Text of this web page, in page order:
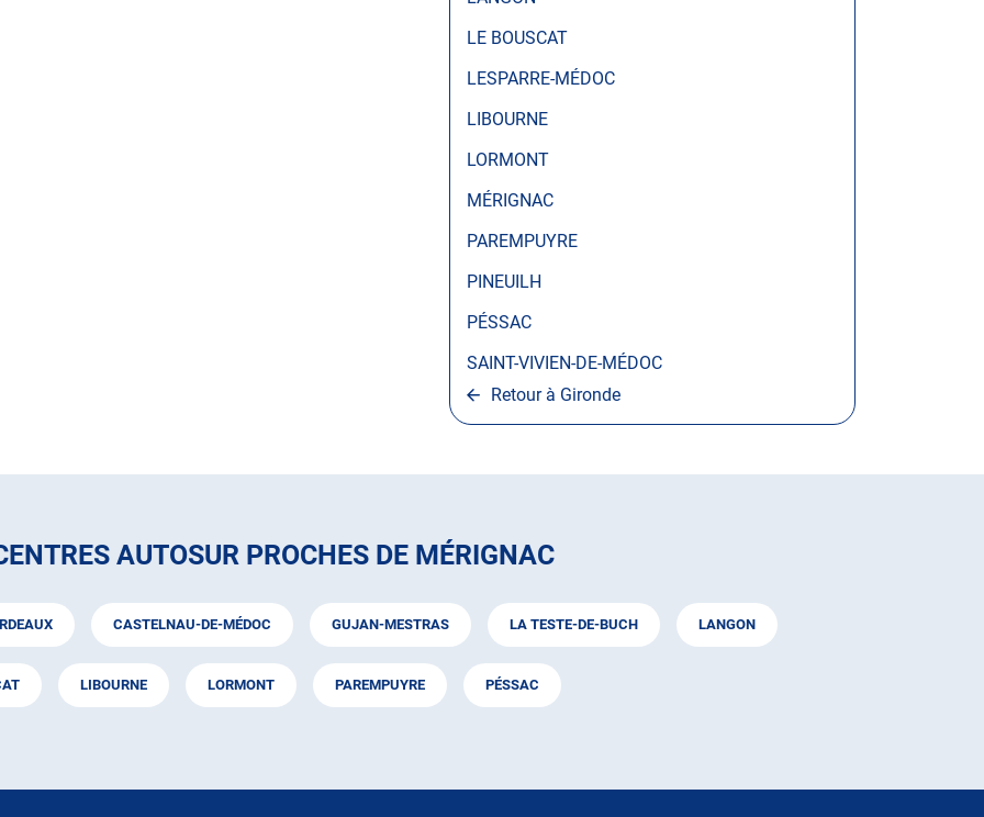
LE BOUSCAT
LESPARRE-MÉDOC
LIBOURNE
LORMONT
MÉRIGNAC
PAREMPUYRE
PINEUILH
PÉSSAC
SAINT-VIVIEN-DE-MÉDOC
Retour à Gironde
AUTOSUR PROCHES DE MÉRIGNAC
CASTELNAU-DE-MÉDOC GUJAN-MESTRAS LA TESTE-DE-BUCH LANGON
LIBOURNE LORMONT PAREMPUYRE PÉSSAC